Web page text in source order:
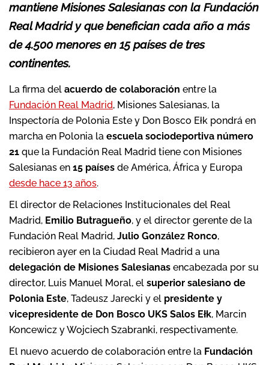
mantiene Misiones Salesianas con la Fundación
Real Madrid y que benefician cada año a más
de 4.500 menores en 15 países de tres
continentes.
La firma del acuerdo de colaboración entre la
Fundación Real Madrid, Misiones Salesianas, la
Inspectoría de Polonia Este y Don Bosco Ełk pondrá en
marcha en Polonia la escuela sociodeportiva número
21 que la Fundación Real Madrid tiene con Misiones
Salesianas en 15 países de América, África y Europa
desde hace 13 años.
El director de Relaciones Institucionales del Real
Madrid, Emilio Butragueño, y el director gerente de la
Fundación Real Madrid, Julio González Ronco,
recibieron ayer en la Ciudad Real Madrid a una
delegación de Misiones Salesianas encabezada por su
director, Luis Manuel Moral, el superior salesiano de
Polonia Este, Tadeusz Jarecki y el presidente y
vicepresidente de Don Bosco UKS Salos Ełk, Marcin
Koncewicz y Wojciech Szabranki, respectivamente.
El nuevo acuerdo de colaboración entre la Fundación